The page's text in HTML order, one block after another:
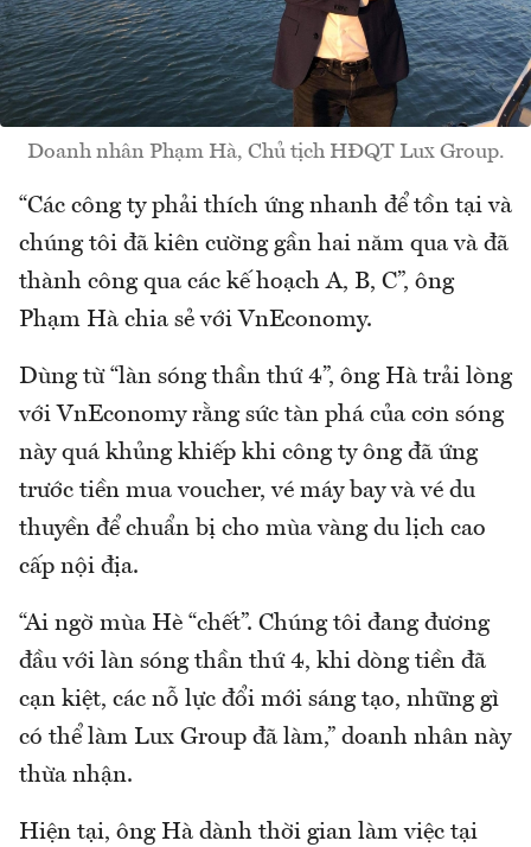
Doanh nhân Phạm Hà, Chủ tịch HĐQT Lux Group.
“Các công ty phải thích ứng nhanh để tồn tại và
chúng tôi đã kiên cường gần hai năm qua và đã
thành công qua các kế hoạch A, B, C”, ông
Phạm Hà chia sẻ với VnEconomy.
Dùng từ “làn sóng thần thứ 4”, ông Hà trải lòng
với VnEconomy rằng sức tàn phá của cơn sóng
này quá khủng khiếp khi công ty ông đã ứng
trước tiền mua voucher, vé máy bay và vé du
thuyền để chuẩn bị cho mùa vàng du lịch cao
cấp nội địa.
“Ai ngờ mùa Hè “chết”. Chúng tôi đang đương
đầu với làn sóng thần thứ 4, khi dòng tiền đã
cạn kiệt, các nỗ lực đổi mới sáng tạo, những gì
có thể làm Lux Group đã làm,” doanh nhân này
thừa nhận.
Hiện tại, ông Hà dành thời gian làm việc tại